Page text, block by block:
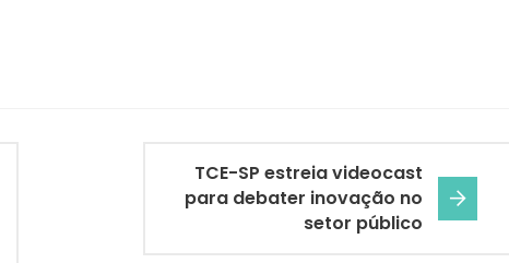
TCE-SP estreia videocast
para debater inovação no
setor público